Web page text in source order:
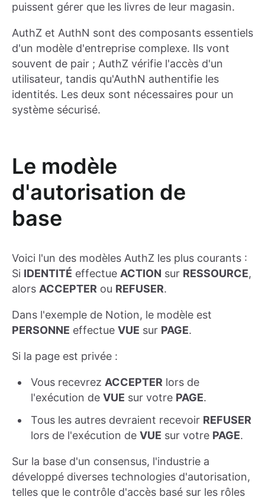
puissent gérer que les livres de leur magasin.
AuthZ et AuthN sont des composants essentiels
d'un modèle d'entreprise complexe. Ils vont
souvent de pair ; AuthZ vérifie l'accès d'un
utilisateur, tandis qu'AuthN authentifie les
identités. Les deux sont nécessaires pour un
système sécurisé.
Le modèle
d'autorisation de
base
Voici l'un des modèles AuthZ les plus courants :
Si IDENTITÉ effectue ACTION sur RESSOURCE,
alors ACCEPTER ou REFUSER.
Dans l'exemple de Notion, le modèle est
PERSONNE effectue VUE sur PAGE.
Si la page est privée :
Vous recevrez ACCEPTER lors de
l'exécution de VUE sur votre PAGE.
Tous les autres devraient recevoir REFUSER
lors de l'exécution de VUE sur votre PAGE.
Sur la base d'un consensus, l'industrie a
développé diverses technologies d'autorisation,
telles que le contrôle d'accès basé sur les rôles